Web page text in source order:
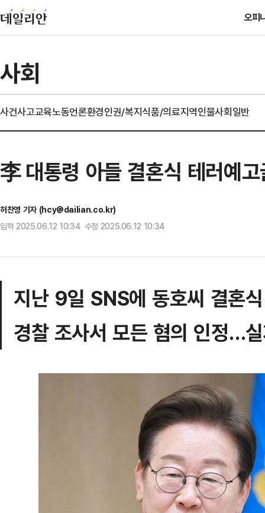
오피
사회
사건사고교육노동언론환경인권/복지식품/의료지역인물사회일반
李 대통령 아들 결혼식 테러예
허찬영 기자 (hcy@dailian.co.kr)
입력 2025.06.12 10:34 수정 2025.06.12 10:34
지난 9일 SNS에 동호씨 결혼
경찰 조사서 모든 혐의 인정…